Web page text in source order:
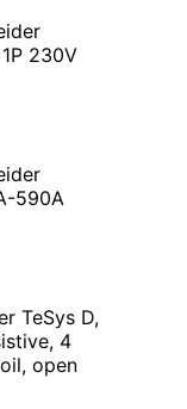
230V
590A
TeSys D,
4
open